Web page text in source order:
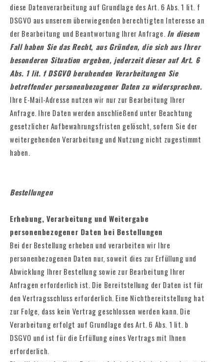
diese Datenverarbeitung auf Grundlage des Art. 6 Abs. 1 lit. f
DSGVO aus unserem überwiegenden berechtigten Interesse an
der Bearbeitung und Beantwortung Ihrer Anfrage. In diesem
Fall haben Sie das Recht, aus Gründen, die sich aus Ihrer
besonderen Situation ergeben, jederzeit dieser auf Art. 6
Abs. 1 lit. f DSGVO beruhenden Verarbeitungen Sie
betreffender personenbezogener Daten zu widersprechen.
Ihre E-Mail-Adresse nutzen wir nur zur Bearbeitung Ihrer
Anfrage. Ihre Daten werden anschließend unter Beachtung
gesetzlicher Aufbewahrungsfristen gelöscht, sofern Sie der
weitergehenden Verarbeitung und Nutzung nicht zugestimmt
haben.
Bestellungen
Erhebung, Verarbeitung und Weitergabe
personenbezogener Daten bei Bestellungen
Bei der Bestellung erheben und verarbeiten wir Ihre
personenbezogenen Daten nur, soweit dies zur Erfüllung und
Abwicklung Ihrer Bestellung sowie zur Bearbeitung Ihrer
Anfragen erforderlich ist. Die Bereitstellung der Daten ist für
den Vertragsschluss erforderlich. Eine Nichtbereitstellung hat
zur Folge, dass kein Vertrag geschlossen werden kann. Die
Verarbeitung erfolgt auf Grundlage des Art. 6 Abs. 1 lit. b
DSGVO und ist für die Erfüllung eines Vertrags mit Ihnen
erforderlich.